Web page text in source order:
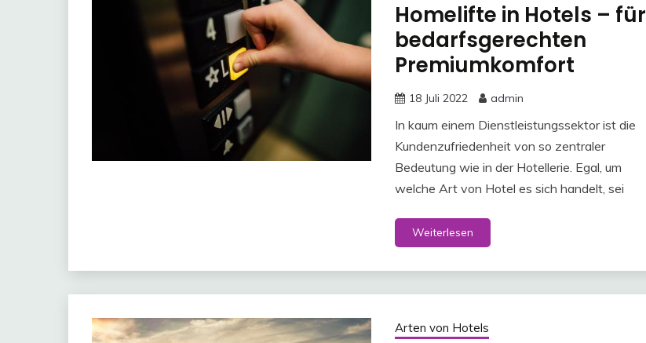
Homelifte in Hotels – für
bedarfsgerechten
Premiumkomfort
18 Juli 2022 admin
In kaum einem Dienstleistungssektor ist die
Kundenzufriedenheit von so zentraler
Bedeutung wie in der Hotellerie. Egal, um
welche Art von Hotel es sich handelt, sei
Weiterlesen
Arten von Hotels